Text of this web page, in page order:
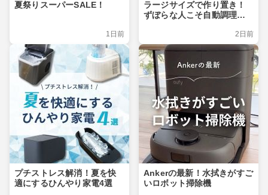
夏祭りスーパーSALE！
1日前
ラージサイズで作り置き！
ずぼらな人こそ自動調理ポ
2日前
プチストレス解消！夏を快
適にするひんやり家電4選
Ankerの最新！水拭きがすご
いロボット掃除機